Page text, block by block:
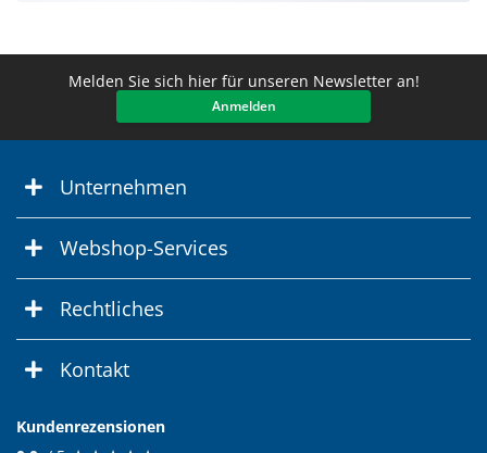
Melden Sie sich hier für unseren Newsletter an!
Anmelden
Unternehmen
Webshop-Services
Rechtliches
Kontakt
Kundenrezensionen